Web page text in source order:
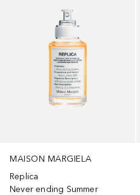
MAISON MARGIELA
Replica
Never ending Summer